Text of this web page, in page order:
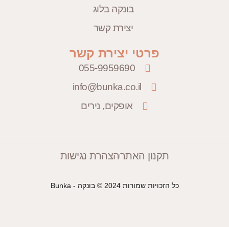
בונקה בלוג
יצירת קשר
פרטי יצירת קשר
055-9959690
info@bunka.co.il
אופקים, נירים
תקנון האתר הצהרת נגישות
כל הזכויות שמורות 2024 © בונקה - Bunka